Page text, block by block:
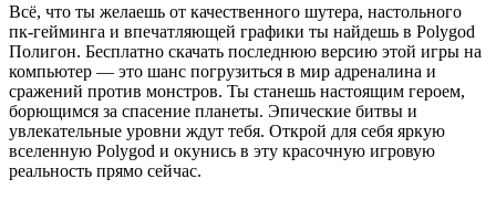
Всё, что ты желаешь от качественного шутера, настольного
пк-гейминга и впечатляющей графики ты найдешь в Polygod
Полигон. Бесплатно скачать последнюю версию этой игры на
компьютер — это шанс погрузиться в мир адреналина и
сражений против монстров. Ты станешь настоящим героем,
борющимся за спасение планеты. Эпические битвы и
увлекательные уровни ждут тебя. Открой для себя яркую
вселенную Polygod и окунись в эту красочную игровую
реальность прямо сейчас.